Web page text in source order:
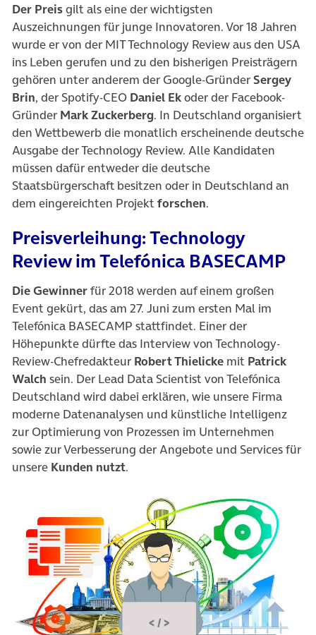
Der Preisgilt als eine der wichtigsten
Auszeichnungen für junge Innovatoren. Vor 18 Jahren
wurde er von der MIT Technology Review aus den USA
ins Leben gerufen und zu den bisherigen Preisträgern
gehören unter anderem der Google-GründerSergey
Brin, der Spotify-CEO Daniel Ekoder der Facebook-
Gründer Mark Zuckerberg. In Deutschland ­organisiert
den Wettbewerb die monatlich erscheinende deutsche
Ausgabe der Tech­nology Review. Alle Kandidaten
müssen dafür entweder die deutsche
Staatsbürgerschaft besitzen oder in Deutschland an
dem eingereichten Projekt forschen.
Preisverleihung: Technology
Review im Telefónica BASECAMP
Die Gewinnerfür 2018 werden auf einem großen
Event gekürt, das am 27. Juni zum ersten Mal im
Telefónica BASECAMP stattfindet. Einer der
Höhepunkte dürfte das Interview von Technology-
Review-Chefredakteur Robert Thielicke mit Patrick
Walch sein. Der Lead Data Scientist von Telefónica
Deutschland wird dabei erklären, wie unsere Firma
moderne Datenanalysen und künstliche Intelligenz
zur Optimierung von Prozessen im Unternehmen
sowie zur Verbesserung der Angebote und Services für
unsere Kunden nutzt.